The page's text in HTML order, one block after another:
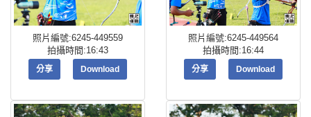
照片編號:6245-449559
拍攝時間:16:43
分享 Download
照片編號:6245-449564
拍攝時間:16:44
分享 Download